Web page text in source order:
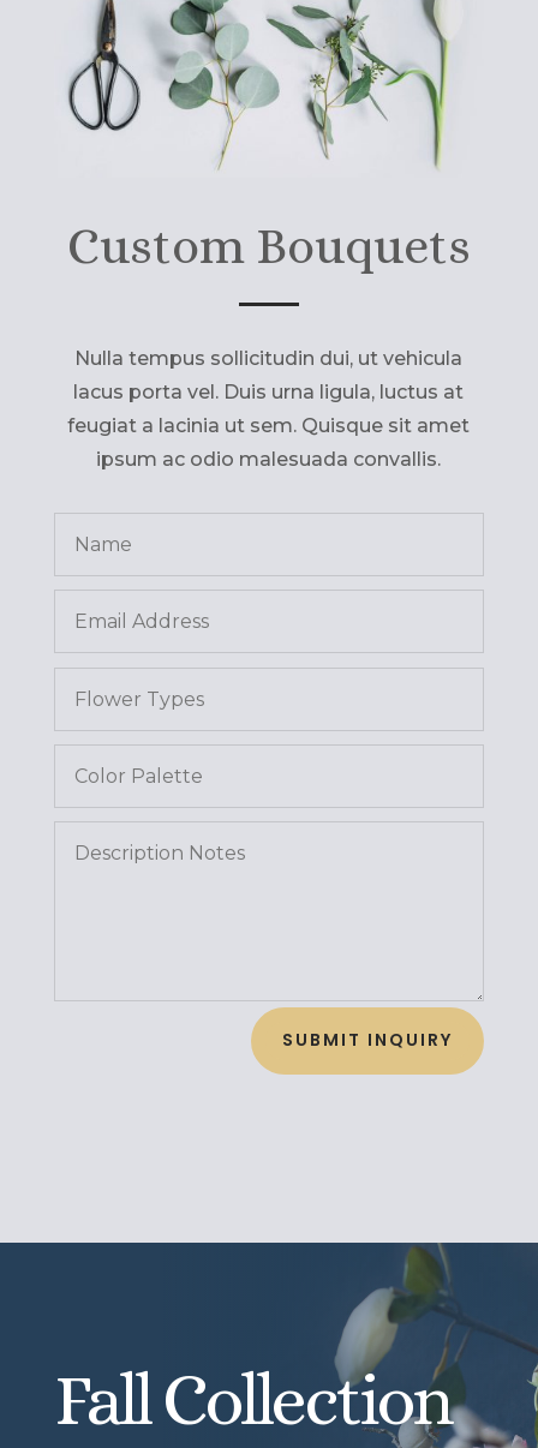
Custom Bouquets
Nulla tempus sollicitudin dui, ut vehicula
lacus porta vel. Duis urna ligula, luctus at
feugiat a lacinia ut sem. Quisque sit amet
ipsum ac odio malesuada convallis.
SUBMIT INQUIRY
Fall Collection